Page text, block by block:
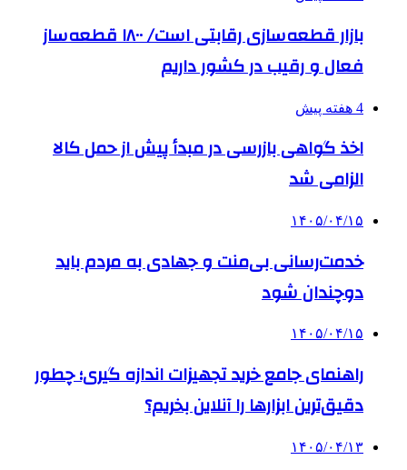
بازار قطعه‌سازی رقابتی است/ ۱۸۰۰ قطعه‌ساز
فعال و رقیب در کشور داریم
4 هفته پیش
اخذ گواهی بازرسی در مبدأ پیش از حمل کالا
الزامی شد
۱۴۰۵/۰۴/۱۵
خدمت‌رسانی بی‌منت و جهادی به مردم باید
دوچندان شود
۱۴۰۵/۰۴/۱۵
راهنمای جامع خرید تجهیزات اندازه گیری؛ چطور
دقیق‌ترین ابزارها را آنلاین بخریم؟
۱۴۰۵/۰۴/۱۳